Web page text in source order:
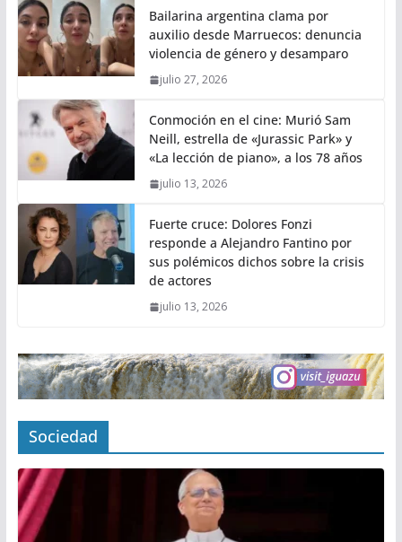
Bailarina argentina clama por
auxilio desde Marruecos: denuncia
violencia de género y desamparo
julio 27, 2026
Conmoción en el cine: Murió Sam
Neill, estrella de «Jurassic Park» y
«La lección de piano», a los 78 años
julio 13, 2026
Fuerte cruce: Dolores Fonzi
responde a Alejandro Fantino por
sus polémicos dichos sobre la crisis
de actores
julio 13, 2026
Sociedad